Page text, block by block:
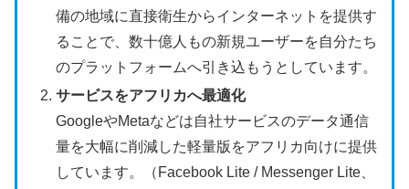
備の地域に直接衛生からインターネットを提供す
ることで、数十億人もの新規ユーザーを自分たち
のプラットフォームへ引き込もうとしています。
サービスをアフリカへ最適化
GoogleやMetaなどは自社サービスのデータ通信
量を大幅に削減した軽量版をアフリカ向けに提供
しています。（Facebook Lite / Messenger Lite、